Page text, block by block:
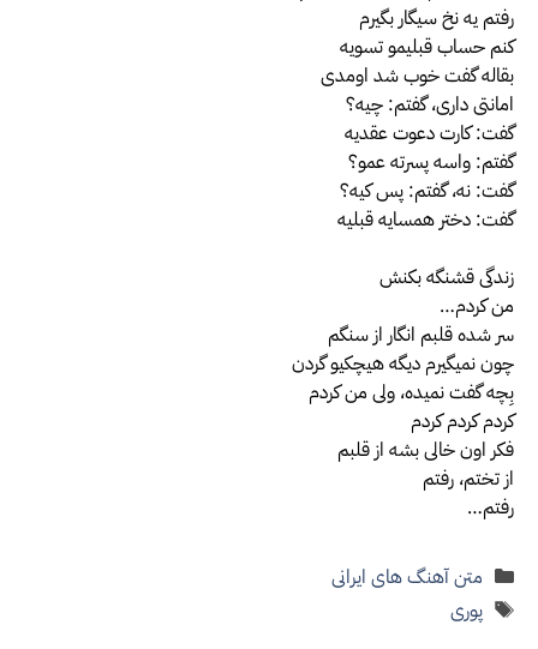
رفتم یه نخ سیگار بگیرم
کنم حساب قبلیمو تسویه
بقاله گفت خوب شد اومدی
امانتی داری، گفتم: چیه؟
گفت: کارت دعوت عقدیه
گفتم: واسه پسرته عمو؟
گفت: نه، گفتم: پس کیه؟
گفت: دختر همسایه قبلیه
زندگی قشنگه بکنش
من کردم…
سر شده قلبم انگار از سنگم
چون نمیگیرم دیگه هیچکیو گردن
بِچه گفت نمیده، ولی من کردم
کردم کردم کردم
فکر اون خالی بشه از قلبم
از تختم، رفتم
رفتم…
دسته‌ها
متن آهنگ های ایرانی
برچسب‌ها
پوری